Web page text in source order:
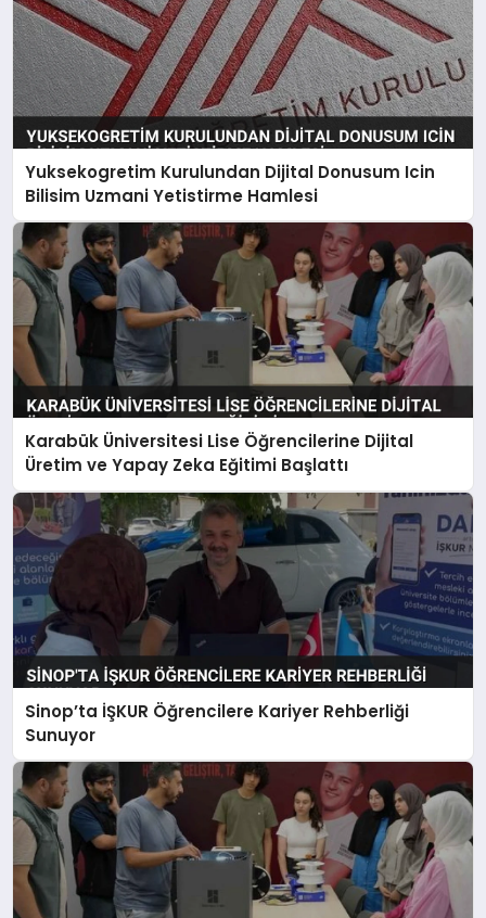
Yuksekogretim Kurulundan Dijital Donusum Icin
Bilisim Uzmani Yetistirme Hamlesi
Karabük Üniversitesi Lise Öğrencilerine Dijital
Üretim ve Yapay Zeka Eğitimi Başlattı
Sinop’ta İŞKUR Öğrencilere Kariyer Rehberliği
Sunuyor